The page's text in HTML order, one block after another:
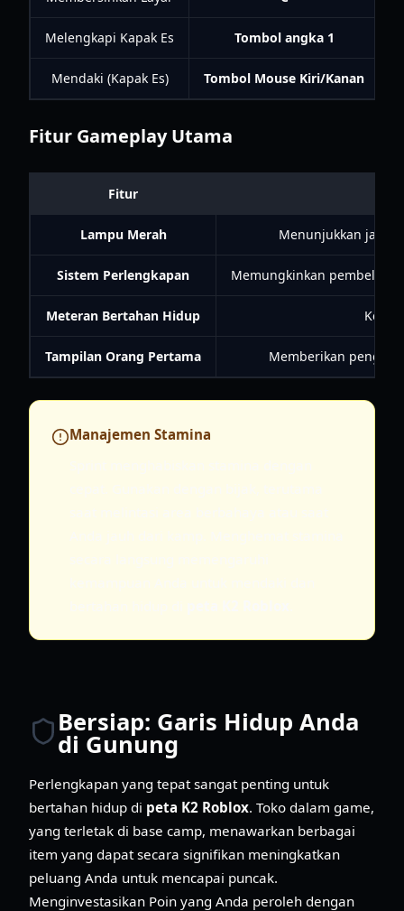
Melengkapi Kapak Es Tombol angka 1
Mendaki (Kapak Es) Tombol Mouse Kiri/Kanan
Fitur Gameplay Utama
Fitur
Lampu Merah Menunjukkan jalur
Sistem Perlengkapan Memungkinkan pembelian
Meteran Bertahan Hidup
Tampilan Orang Pertama Memberikan
Manajemen Stamina
Bersiap: Garis Hidup Anda
di Gunung
Perlengkapan yang tepat sangat penting untuk
bertahan hidup di peta K2 Roblox. Toko dalam game,
yang terletak di base camp, menawarkan berbagai
item yang dapat secara signifikan meningkatkan
peluang Anda untuk mencapai puncak.
Menginvestasikan Poin yang Anda peroleh dengan